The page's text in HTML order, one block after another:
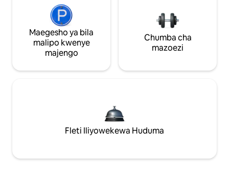
Maegesho ya bila
malipo kwenye
majengo
Chumba cha
mazoezi
Fleti Iliyowekewa Huduma